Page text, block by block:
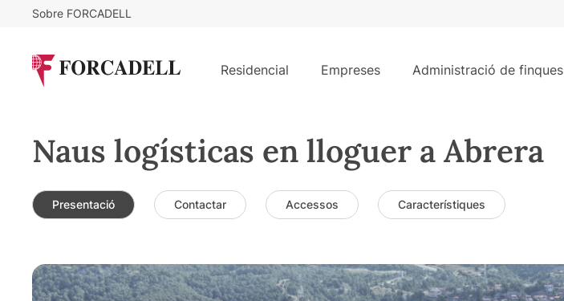
Sobre FORCADELL
Residencial Empreses Administració de finques
Naus logísticas en lloguer a Abrera
Presentació Contactar Accessos Característiques